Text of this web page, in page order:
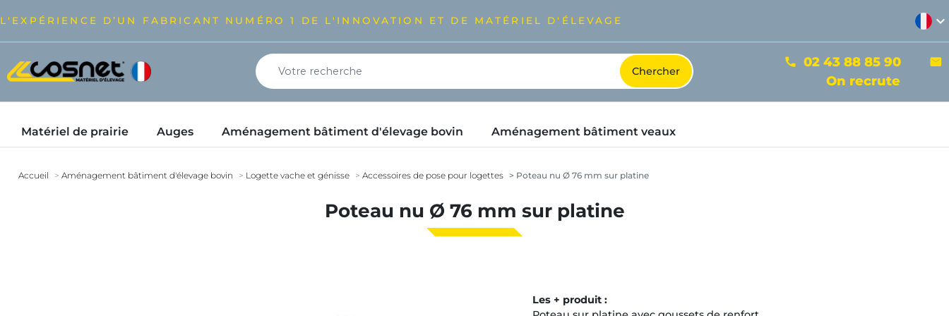
L'EXPÉRIENCE D’UN FABRICANT NUMÉRO 1 DE L'INNOVATION ET DE MATÉRIEL D'ÉLEVAGE expand_more
phone 02 43 88 85 90 mail
On recrute
Matériel de prairie Auges Aménagement bâtiment d'élevage bovin Aménagement bâtiment veaux
Accueil Aménagement bâtiment d'élevage bovin Logette vache et génisse Accessoires de pose pour logettes Poteau nu Ø 76 mm sur platine
Poteau nu Ø 76 mm sur platine
Les + produit :